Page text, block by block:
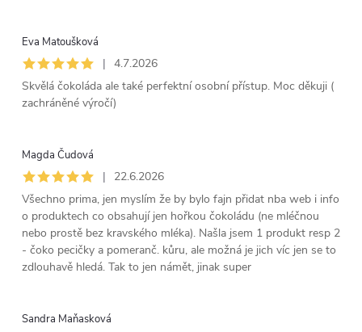
Eva Matoušková
| 4.7.2026
Skvělá čokoláda ale také perfektní osobní přístup. Moc děkuji (
zachráněné výročí)
Magda Čudová
|
22.6.2026
Všechno prima, jen myslím že by bylo fajn přidat nba web i info
o produktech co obsahují jen hořkou čokoládu (ne mléčnou
nebo prostě bez kravského mléka). Našla jsem 1 produkt resp 2
- čoko pecičky a pomeranč. kůru, ale možná je jich víc jen se to
zdlouhavě hledá. Tak to jen námět, jinak super
Sandra Maňasková